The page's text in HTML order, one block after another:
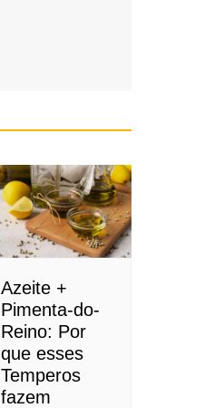
Azeite +
Pimenta-do-
Reino: Por
que esses
Temperos
fazem